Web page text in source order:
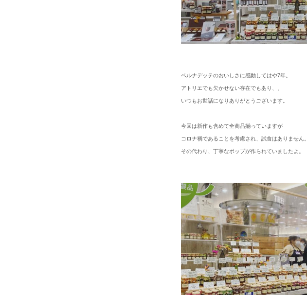
ベルナデッテのおいしさに感動してはや7年。
アトリエでも欠かせない存在でもあり、、
いつもお世話になりありがとうございます。
今回は新作も含めて全商品揃っていますが
コロナ禍であることを考慮され、試食はありません。
その代わり、丁寧なポップが作られていましたよ。